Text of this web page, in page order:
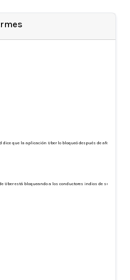
dice que la aplicación Uber lo bloqueó después de afeitarse la
Uber está bloqueando a los conductores indios de sus cuentas